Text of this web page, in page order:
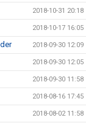
2018-10-31 20:18
2018-10-17 16:05
2018-09-30 12:09
2018-09-30 12:05
2018-09-30 11:58
2018-08-16 17:45
2018-08-02 11:58